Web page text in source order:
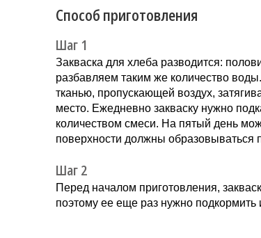
Способ приготовления
Шаг 1
Закваска для хлеба разводится:
разбавляем таким же количество
тканью, пропускающей воздух,
место. Ежедневно закваску нужно
количеством смеси. На пятый день
поверхности должны образовываться
Шаг 2
Перед началом приготовления,
поэтому ее еще раз нужно подкормить